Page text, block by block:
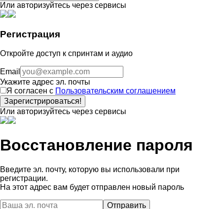
Или авторизуйтесь через сервисы
Регистрация
Откройте доступ к спринтам и аудио
Email
Укажите адрес эл. почты
Я согласен с Пользовательским соглашением
Зарегистрироваться!
Или авторизуйтесь через сервисы
Восстановление пароля
Введите эл. почту, которую вы использовали при
регистрации.
На этот адрес вам будет отправлен новый пароль